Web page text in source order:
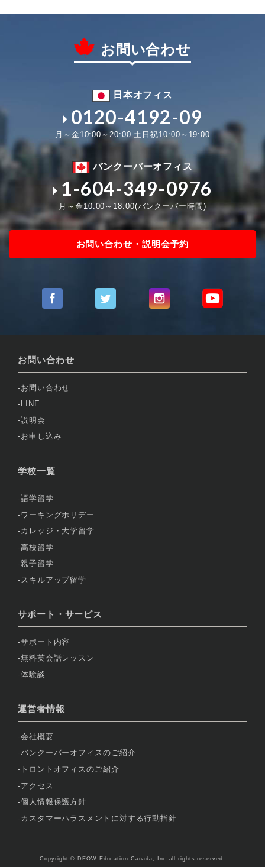
お問い合わせ
日本オフィス
0120-4192-09
月～金10:00～20:00 土日祝10:00～19:00
バンクーバーオフィス
1-604-349-0976
月～金10:00～18:00(バンクーバー時間)
お問い合わせ・説明会予約
お問い合わせ
お問い合わせ
LINE
説明会
お申し込み
学校一覧
語学留学
ワーキングホリデー
カレッジ・大学留学
高校留学
親子留学
スキルアップ留学
サポート・サービス
サポート内容
無料英会話レッスン
体験談
運営者情報
会社概要
バンクーバーオフィスのご紹介
トロントオフィスのご紹介
アクセス
個人情報保護方針
カスタマーハラスメントに対する行動指針
Copyright © DEOW Education Canada, Inc all rights reserved.